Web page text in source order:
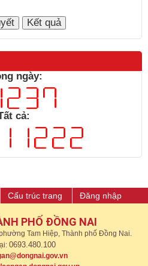
ngày:
cả:
Cấu trúc trang Đăng nhập
PHỐ ĐỒNG NAI
Tam Hiệp, Thành phố Đồng Nai.
0693.480.100